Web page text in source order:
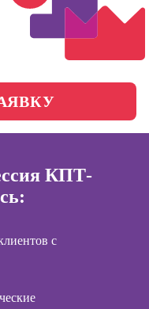
социальных
сетях (SMM-
менеджер)
Специалист по
таргетингу
Курсы по
КПТ-
с